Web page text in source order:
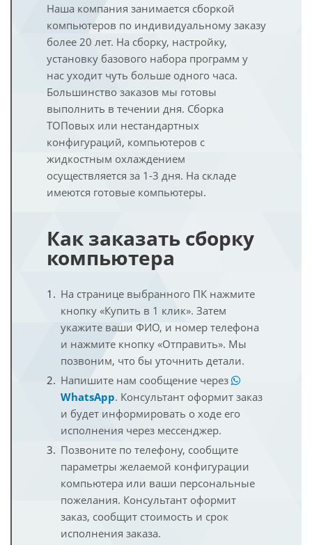
Наша компания занимается сборкой
компьютеров по индивидуальному заказу
более 20 лет. На сборку, настройку,
установку базового набора программ у
нас уходит чуть больше одного часа.
Большинство заказов мы готовы
выполнить в течении дня. Сборка
ТОПовых или нестандартных
конфигураций, компьютеров с
жидкостным охлаждением
осуществляется за 1-3 дня. На складе
имеются готовые компьютеры.
Как заказать сборку
компьютера
На странице выбранного ПК нажмите
кнопку «Купить в 1 клик». Затем
укажите ваши ФИО, и номер телефона
и нажмите кнопку «Отправить». Мы
позвоним, что бы уточнить детали.
Напишите нам сообщение через
WhatsApp. Консультант оформит заказ
и будет информировать о ходе его
исполнения через мессенджер.
Позвоните по телефону, сообщите
параметры желаемой конфигурации
компьютера или ваши персональные
пожелания. Консультант оформит
заказ, сообщит стоимость и срок
исполнения заказа.